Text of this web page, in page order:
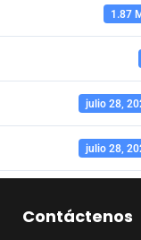
1.87
julio 28,
julio 28,
Contáctenos